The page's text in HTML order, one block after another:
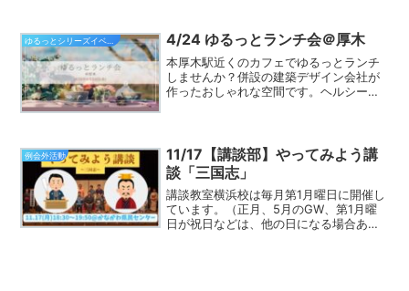
中から体を動かし、良い姿勢で呼吸もで
きる"きほんの姿勢"づく...
ゆるっとシリーズイベント一覧 4/24 ゆるっとランチ会＠厚木
本厚木駅近くのカフェでゆるっとランチ
しませんか？併設の建築デザイン会社が
作ったおしゃれな空間です。ヘルシーな
睦も深まりますので、どな...
例会外活動
11/17【講談部】やってみよう講
談「三国志」
講談教室横浜校は毎月第1月曜日に開催し
ています。（正月、5月のGW、第1月曜
日が祝日などは、他の日になる場合あ